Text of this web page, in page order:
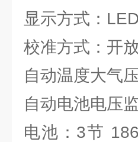
显示方式：
校准方式：开
自动温度大气
自动电池电压
电池：3节